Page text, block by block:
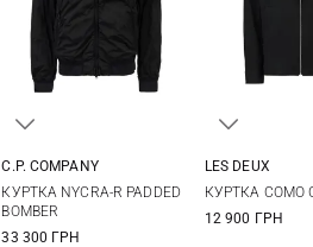
C.P. COMPANY
КУРТКА NYCRA-R PADDED
BOMBER
33 300 ГРН
LES DEUX
КУРТКА COMO
12 900 ГРН